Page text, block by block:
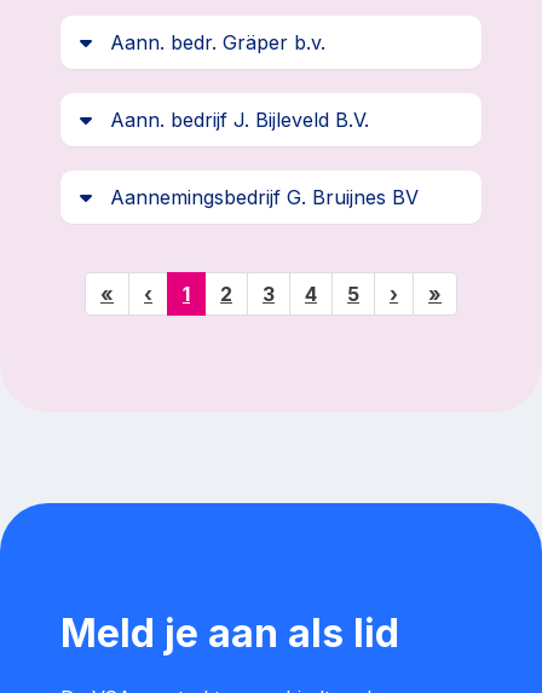
Aann. bedr. Gräper b.v.
Aann. bedrijf J. Bijleveld B.V.
Aannemingsbedrijf G. Bruijnes BV
« ‹ 1(huidige)
2 3 4 5 › »
Meld je aan als lid